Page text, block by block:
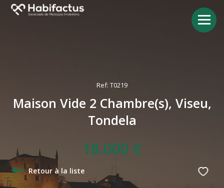
Ref: T0219
Maison Vide 2 Chambre(s), Viseu,
Tondela
18.000 €
Retour à la liste